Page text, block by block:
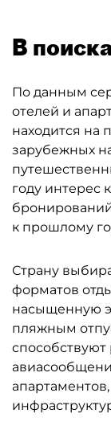
В
По данным
отелей и
находится на
зарубежных
году интерес
бронирований
к прошлому
Страну
форматов
насыщенную
пляжным